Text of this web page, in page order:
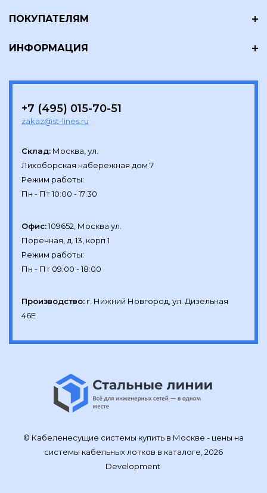
ПОКУПАТЕЛЯМ
ИНФОРМАЦИЯ
+7 (495) 015-70-51
zakaz@st-lines.ru
Склад: Москва, ул.
Лихоборская набережная дом 7
Режим работы:
Офис:109652, Москва ул.
Поречная, д. 13, корп 1
Режим работы:
Производство: г. Нижний Новгород, ул. Дизельная
46Е
© Кабеленесущие системы купить в Москве - цены на
системы кабельных лотков в каталоге, 2026
Development